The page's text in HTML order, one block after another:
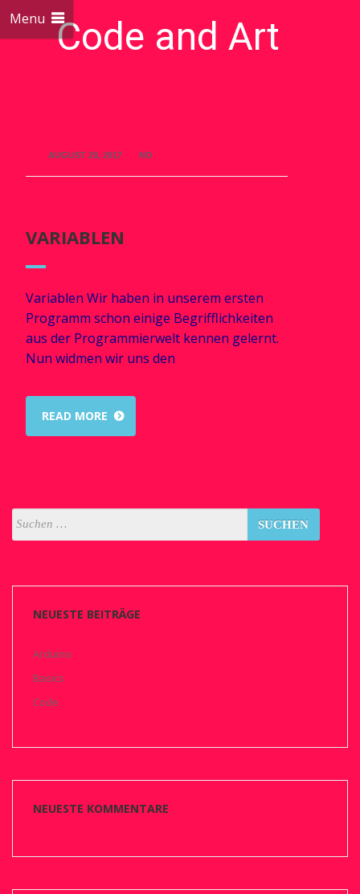
Code and Art
Menu
AUGUST 20, 2017 NO
VARIABLEN
Variablen Wir haben in unserem ersten
Programm schon einige Begrifflichkeiten
aus der Programmierwelt kennen gelernt.
Nun widmen wir uns den
READ MORE
NEUESTE BEITRÄGE
Arduino
Basics
Code
NEUESTE KOMMENTARE